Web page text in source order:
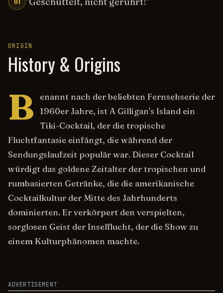
ORIGIN
History & Origins
B
enannt nach der beliebten Fernsehserie der
1960er Jahre, ist A Gilligan's Island ein
Tiki-Cocktail, der die tropische
Fluchtfantasie einfängt, die während der
Sendungslaufzeit populär war. Dieser Cocktail
würdigt das goldene Zeitalter der tropischen und
rumbasierten Getränke, die die amerikanische
Cocktailkultur der Mitte des Jahrhunderts
dominierten. Er verkörpert den verspielten,
sorglosen Geist der Inselflucht, der die Show zu
einem Kulturphänomen machte.
ADVERTISEMENT